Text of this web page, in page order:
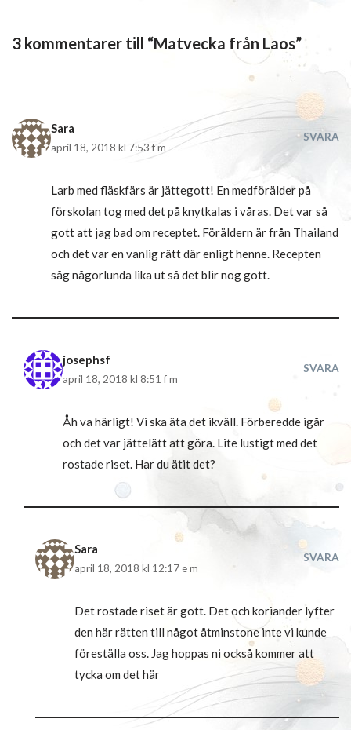
3 kommentarer till “Matvecka från Laos”
Sara
april 18, 2018 kl 7:53 f m
SVARA
Larb med fläskfärs är jättegott! En medförälder på
förskolan tog med det på knytkalas i våras. Det var så
gott att jag bad om receptet. Föräldern är från Thailand
och det var en vanlig rätt där enligt henne. Recepten
såg någorlunda lika ut så det blir nog gott.
josephsf
april 18, 2018 kl 8:51 f m
SVARA
Åh va härligt! Vi ska äta det ikväll. Förberedde igår
och det var jättelätt att göra. Lite lustigt med det
rostade riset. Har du ätit det?
Sara
april 18, 2018 kl 12:17 e m
SVARA
Det rostade riset är gott. Det och koriander lyfter
den här rätten till något åtminstone inte vi kunde
föreställa oss. Jag hoppas ni också kommer att
tycka om det här